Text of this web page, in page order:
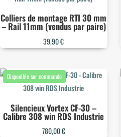
Colliers de montage RTI 30 mm
– Rail 11mm (vendus par paire)
39,90€
Silencieux Vortex CF-30 –
Calibre 308 win RDS Industrie
780,00€